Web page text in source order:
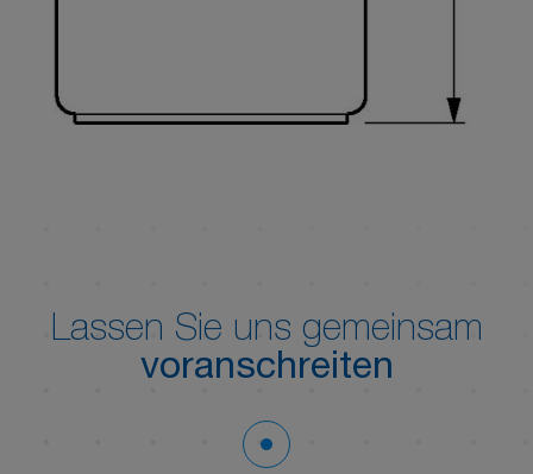
Lassen Sie uns gemeinsam
voranschreiten